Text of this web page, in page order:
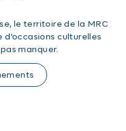
le territoire de la MRC
d'occasions culturelles
manquer.